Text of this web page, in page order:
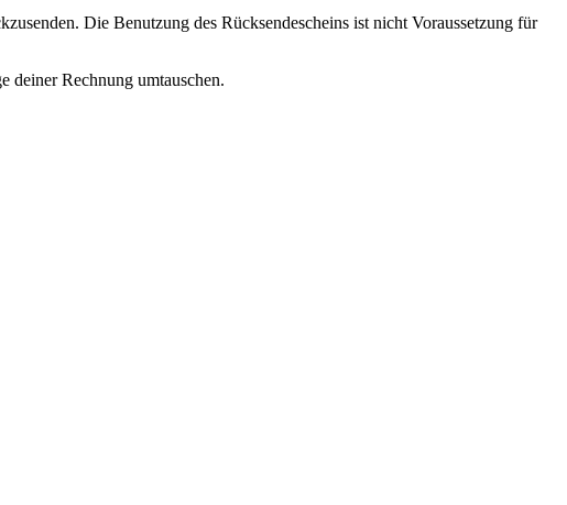
Die Benutzung des Rücksendescheins ist nicht Voraussetzung für
deiner Rechnung umtauschen.